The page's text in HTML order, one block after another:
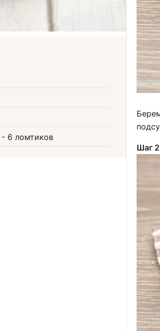
- 6 ломтиков
Шаг 2